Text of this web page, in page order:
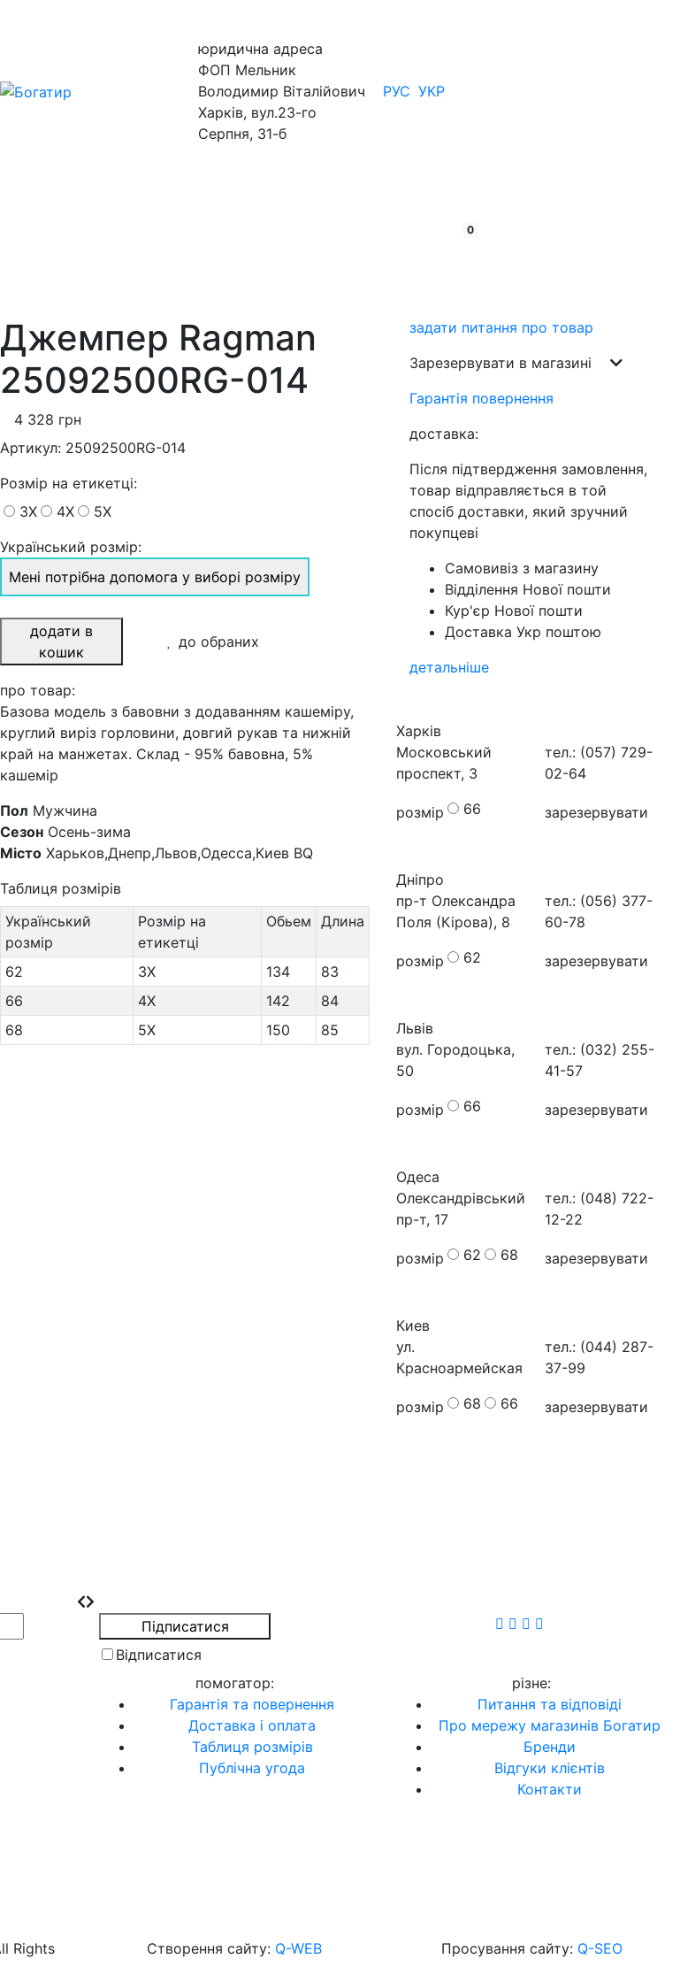
юридична адреса
ФОП Мельник
Володимир Віталійович
Харків, вул.23-го
Серпня, 31-б
РУС УКР
0
Джемпер Ragman
25092500RG-014
4 328 грн
Артикул: 25092500RG-014
Розмiр на етикетці:
3X
4X
5X
Український розмір:
Мені потрібна допомога у виборі розміру
додати в
кошик
до обраних
про товар:
Базова модель з бавовни з додаванням кашеміру,
круглий виріз горловини, довгий рукав та нижній
край на манжетах. Склад - 95% бавовна, 5%
кашемір
Пол Мужчина
Сезон Осень-зима
Місто Харьков,Днепр,Львов,Одесса,Киев BQ
Таблиця розмірів
Український
розмір
Розмір на
етикетці
Обьем Длина
62 3X 134
83
66
4X 142
84
68
5X 150 85
задати питання про товар
Зарезервувати в магазині
Гарантія повернення
доставка:
Після підтвердження замовлення,
товар відправляється в той
спосіб доставки, який зручний
покупцеві
Самовивіз з магазину
Відділення Нової пошти
Кур'єр Нової пошти
Доставка Укр поштою
детальніше
Харків
Московський
проспект, 3
тел.: (057) 729-
02-64
розмір 66 зарезервувати
Дніпро
пр-т Олександра
Поля (Кірова), 8
тел.: (056) 377-
60-78
розмір 62 зарезервувати
Львів
вул. Городоцька,
50
тел.: (032) 255-
41-57
розмір 66 зарезервувати
Одеса
Олександрівський
пр-т, 17
тел.: (048) 722-
12-22
розмір 62 68 зарезервувати
Киев
ул.
Красноармейская
тел.: (044) 287-
37-99
розмір 68 66 зарезервувати
Відписатися
помогатор:
Гарантія та повернення
Доставка і оплата
Таблиця розмірів
Публічна угода
різне:
Питання та відповіді
Про мережу магазинів Богатир
Бренди
Відгуки клієнтів
Контакти
Rights
Створення сайту: Q-WEB Просування сайту: Q-SEO